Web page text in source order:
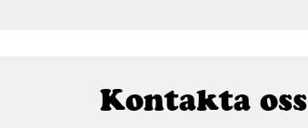
Kontakta oss